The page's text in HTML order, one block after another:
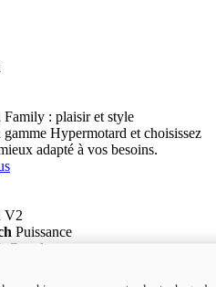
Family : plaisir et style
Hypermotard et choisissez
adapté à vos besoins.
V2
Puissance
Couple